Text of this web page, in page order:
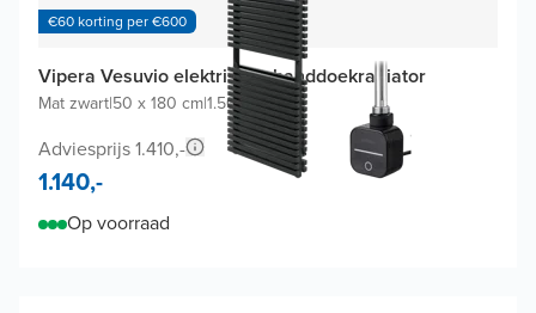
€60 korting per €600
Vipera Vesuvio elektrische handdoekradiator
Mat zwart|50 x 180 cm|1.500W
Adviesprijs 1.410,-
1.140,-
Op voorraad